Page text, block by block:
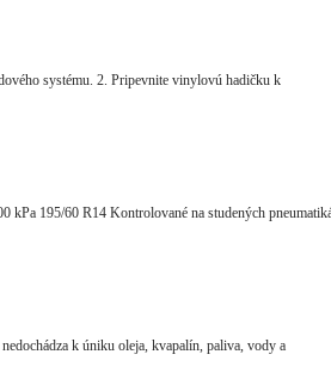
systému. 2. Pripevnite vinylovú hadičku k
kPa 195/60 R14 Kontrolované na studených
k úniku oleja, kvapalín, paliva, vody a